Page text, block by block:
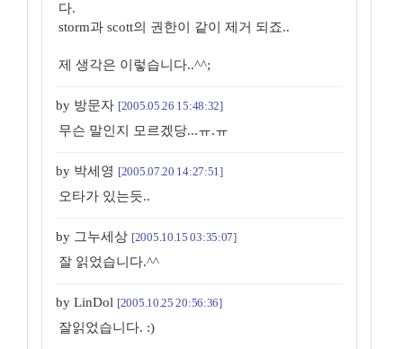
다.
storm과 scott의 권한이 같이 제거 되죠..
제 생각은 이렇습니다..^^;
by 방문자 [2005.05.26 15:48:32]
무슨 말인지 모르겠당...ㅠ.ㅠ
by 박세영 [2005.07.20 14:27:51]
오타가 있는듯..
by 그누세상 [2005.10.15 03:35:07]
잘 읽었습니다.^^
by LinDol [2005.10.25 20:56:36]
잘읽었습니다. :)